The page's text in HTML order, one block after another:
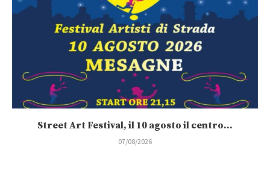
Street Art Festival, il 10 agosto il centro...
07/08/2026